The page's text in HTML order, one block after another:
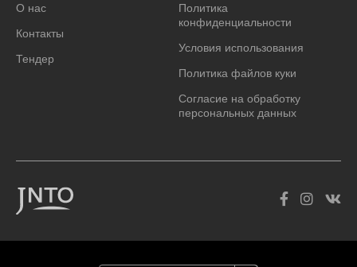
О нас
Контакты
Тендер
Политика
конфиденциальности
Условия использования
Политика файлов куки
Согласие на обработку
персональных данных